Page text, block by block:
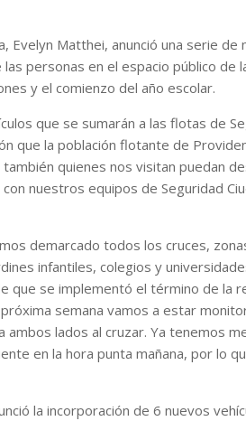
Evelyn Matthei, anunció una serie de
personas en el espacio público de
y el comienzo del año escolar.
que se sumarán a las flotas de
que la población flotante de
quienes nos visitan puedan
nuestros equipos de Seguridad
demarcado todos los cruces,
infantiles, colegios y
que se implementó el término de la
semana vamos a estar
lados al cruzar. Ya tenemos
en la hora punta mañana, por lo
la incorporación de 6 nuevos